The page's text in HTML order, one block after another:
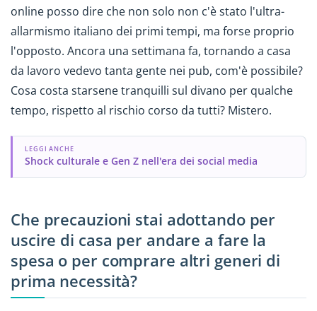
online posso dire che non solo non c'è stato l'ultra-
allarmismo italiano dei primi tempi, ma forse proprio
l'opposto. Ancora una settimana fa, tornando a casa
da lavoro vedevo tanta gente nei pub, com'è possibile?
Cosa costa starsene tranquilli sul divano per qualche
tempo, rispetto al rischio corso da tutti? Mistero.
LEGGI ANCHE
Shock culturale e Gen Z nell'era dei social media
Che precauzioni stai adottando per
uscire di casa per andare a fare la
spesa o per comprare altri generi di
prima necessità?